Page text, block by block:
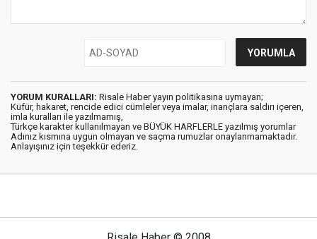
YORUM KURALLARI: Risale Haber yayın politikasına uymayan;
Küfür, hakaret, rencide edici cümleler veya imalar, inançlara saldırı içeren,
imla kuralları ile yazılmamış,
Türkçe karakter kullanılmayan ve BÜYÜK HARFLERLE yazılmış yorumlar
Adınız kısmına uygun olmayan ve saçma rumuzlar onaylanmamaktadır.
Anlayışınız için teşekkür ederiz.